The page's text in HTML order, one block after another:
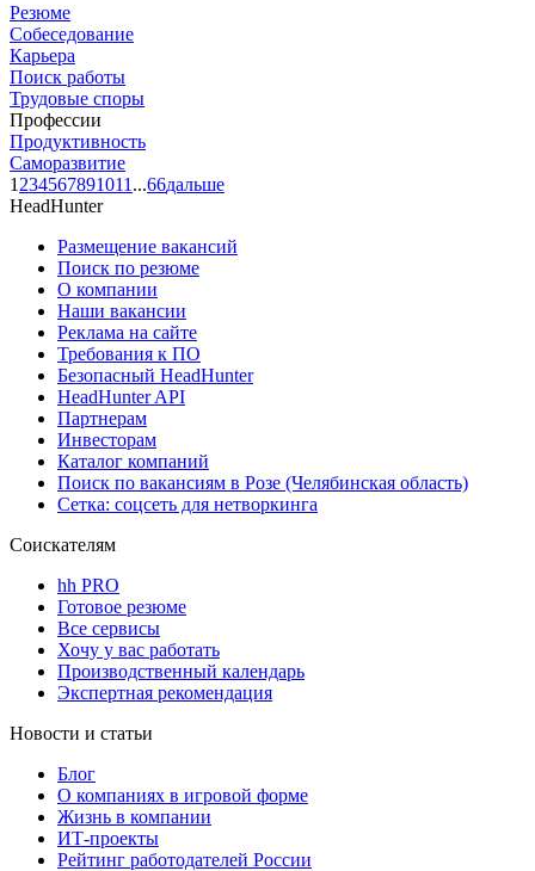
Резюме
Собеседование
Карьера
Поиск работы
Трудовые споры
Профессии
Продуктивность
Саморазвитие
1 234567891011 ...66дальше
HeadHunter
Размещение вакансий
Поиск по резюме
О компании
Наши вакансии
Реклама на сайте
Требования к ПО
Безопасный HeadHunter
HeadHunter API
Партнерам
Инвесторам
Каталог компаний
Поиск по вакансиям в Розе (Челябинская область)
Сетка: соцсеть для нетворкинга
Соискателям
hh PRO
Готовое резюме
Все сервисы
Хочу у вас работать
Производственный календарь
Экспертная рекомендация
Новости и статьи
Блог
О компаниях в игровой форме
Жизнь в компании
ИТ-проекты
Рейтинг работодателей России